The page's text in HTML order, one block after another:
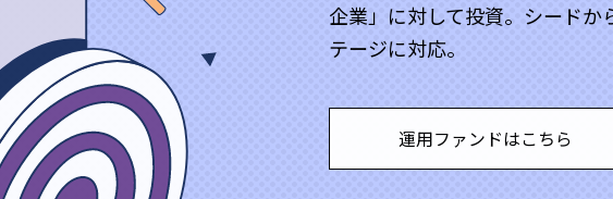
企業」に対して投資。シードか
テージに対応。
運用ファンドはこちら